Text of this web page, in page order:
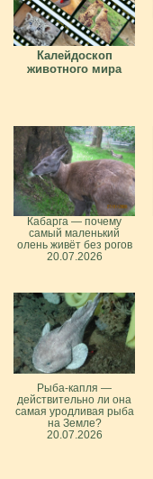
Калейдоскоп
животного мира
Кабарга — почему
самый маленький
олень живёт без рогов
20.07.2026
Рыба-капля —
действительно ли она
самая уродливая рыба
на Земле?
20.07.2026